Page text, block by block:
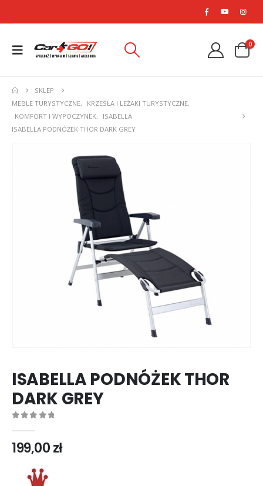
0
SKLEP
MEBLE TURYSTYCZNE, KRZESŁA I LEŻAKI TURYSTYCZNE,
KOMFORT I WYPOCZYNEK,
ISABELLA
ISABELLA PODNÓŻEK THOR DARK GREY
ISABELLA PODNÓŻEK THOR
DARK GREY
199,00zł